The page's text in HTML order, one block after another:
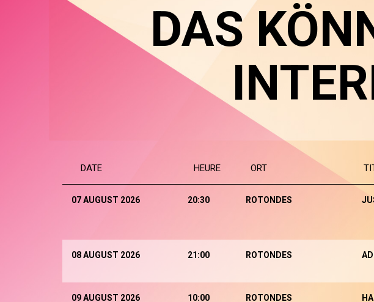
DAS
DATE HEURE ORT
07 AUGUST 2026 20:30 ROTONDES
08 AUGUST 2026 21:00 ROTONDES
09 AUGUST 2026 10:00 ROTONDES